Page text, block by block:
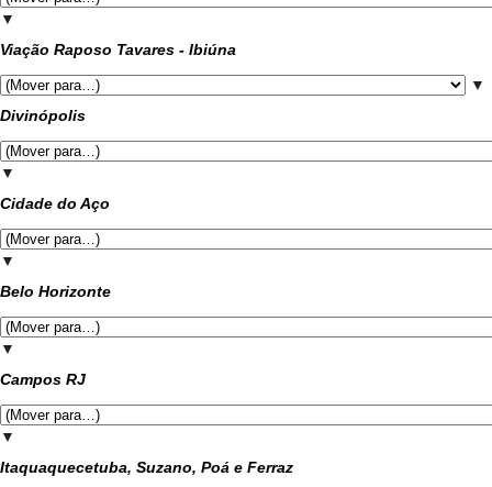
▼
Viação Raposo Tavares - Ibiúna
▼
Divinópolis
▼
Cidade do Aço
▼
Belo Horizonte
▼
Campos RJ
▼
Itaquaquecetuba, Suzano, Poá e Ferraz